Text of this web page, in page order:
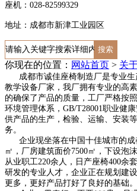
座机：028-82599329
地址：成都市新津工业园区
你现在的位置： 网站首页 > 关
成都市诚佳座椅制造厂是专业生
教学设备厂家，我厂拥有专业的高
的确保了产品的质量，工厂严格按
环境管理体系，GB/T28001职业健
供产品的生产，检验、运输、安
务。
企业现坐落在中国十佳城市的成
㎡，厂房建筑面价7500㎡，下设泡
从业职工220余人，日产座椅400余
研发的专业人才，企业正在规划建
更多，更好产品打好了良好的基础。